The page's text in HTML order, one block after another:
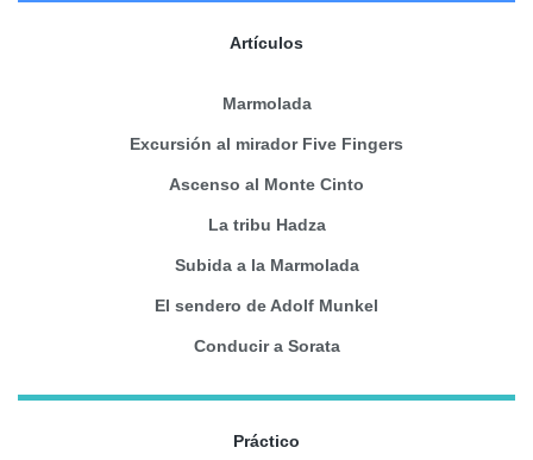
Artículos
Marmolada
Excursión al mirador Five Fingers
Ascenso al Monte Cinto
La tribu Hadza
Subida a la Marmolada
El sendero de Adolf Munkel
Conducir a Sorata
Práctico